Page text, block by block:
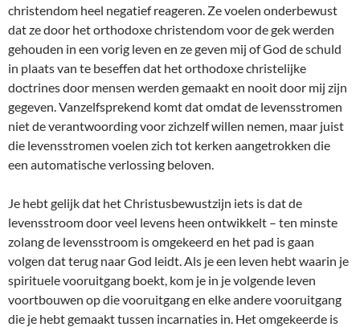
christendom heel negatief reageren. Ze voelen onderbewust
dat ze door het orthodoxe christendom voor de gek werden
gehouden in een vorig leven en ze geven mij of God de schuld
in plaats van te beseffen dat het orthodoxe christelijke
doctrines door mensen werden gemaakt en nooit door mij zijn
gegeven. Vanzelfsprekend komt dat omdat de levensstromen
niet de verantwoording voor zichzelf willen nemen, maar juist
die levensstromen voelen zich tot kerken aangetrokken die
een automatische verlossing beloven.
Je hebt gelijk dat het Christusbewustzijn iets is dat de
levensstroom door veel levens heen ontwikkelt – ten minste
zolang de levensstroom is omgekeerd en het pad is gaan
volgen dat terug naar God leidt. Als je een leven hebt waarin je
spirituele vooruitgang boekt, kom je in je volgende leven
voortbouwen op die vooruitgang en elke andere vooruitgang
die je hebt gemaakt tussen incarnaties in. Het omgekeerde is